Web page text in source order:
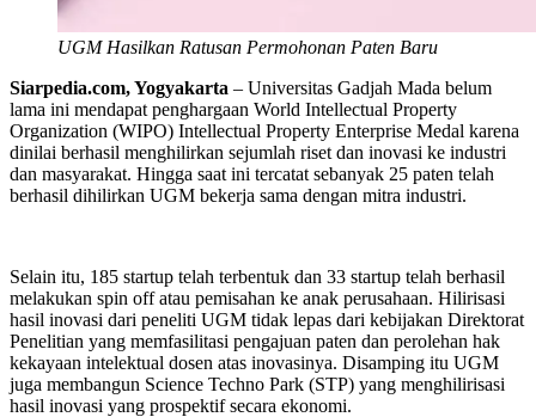
UGM Hasilkan Ratusan Permohonan Paten Baru
Siarpedia.com, Yogyakarta – Universitas Gadjah Mada belum
lama ini mendapat penghargaan World Intellectual Property
Organization (WIPO) Intellectual Property Enterprise Medal karena
dinilai berhasil menghilirkan sejumlah riset dan inovasi ke industri
dan masyarakat. Hingga saat ini tercatat sebanyak 25 paten telah
berhasil dihilirkan UGM bekerja sama dengan mitra industri.
Selain itu, 185 startup telah terbentuk dan 33 startup telah berhasil
melakukan spin off atau pemisahan ke anak perusahaan. Hilirisasi
hasil inovasi dari peneliti UGM tidak lepas dari kebijakan Direktorat
Penelitian yang memfasilitasi pengajuan paten dan perolehan hak
kekayaan intelektual dosen atas inovasinya. Disamping itu UGM
juga membangun Science Techno Park (STP) yang menghilirisasi
hasil inovasi yang prospektif secara ekonomi.